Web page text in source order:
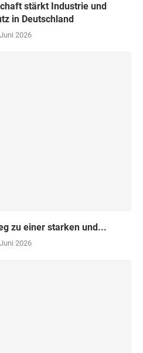
stärkt Industrie und
in Deutschland
2026
zu einer starken und...
2026